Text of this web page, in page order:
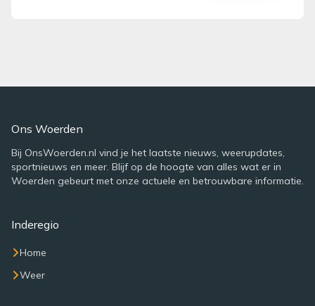
Ons Woerden
Bij OnsWoerden.nl vind je het laatste nieuws, weerupdates,
sportnieuws en meer. Blijf op de hoogte van alles wat er in
Woerden gebeurt met onze actuele en betrouwbare informatie.
Inderegio
Home
Weer